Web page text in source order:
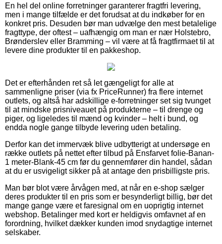
En hel del online forretninger garanterer fragtfri levering,
men i mange tilfælde er det forudsat at du indkøber for en
konkret pris. Desuden bør man udvælge den mest betalelige
fragttype, der oftest – uafhængig om man er nær Holstebro,
Brønderslev eller Bramming – vil være at få fragtfirmaet til at
levere dine produkter til en pakkeshop.
Det er efterhånden ret så let gængeligt for alle at
sammenligne priser (via fx PriceRunner) fra flere internet
outlets, og altså har adskillige e-forretninger set sig tvunget
til at mindske prisniveauet på produkterne – til drenge og
piger, og ligeledes til mænd og kvinder – helt i bund, og
endda nogle gange tilbyde levering uden betaling.
Derfor kan det immervæk blive udbytterigt at undersøge en
række outlets på nettet efter tilbud på Ensfarvet folie-Banan-
1 meter-Blank-45 cm før du gennemfører din handel, sådan
at du er usvigeligt sikker på at antage den prisbilligste pris.
Man bør blot være årvågen med, at når en e-shop sælger
deres produkter til en pris som er besynderligt billig, bør det
mange gange være et faresignal om en uoprigtig internet
webshop. Betalinger med kort er heldigvis omfavnet af en
forordning, hvilket dækker kunden imod snydagtige internet
selskaber.